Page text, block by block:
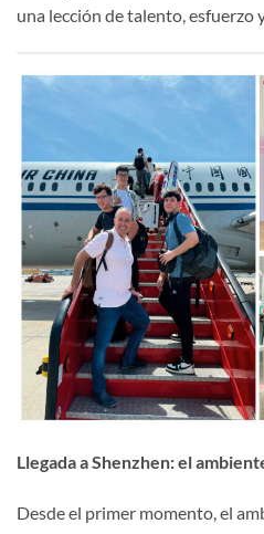
una lección de talento, esfuerzo
Llegada a Shenzhen: el
Desde el primer momento, el